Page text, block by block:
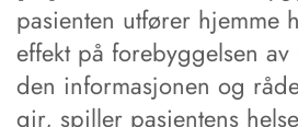
pasienten utfører hjemme
effekt på forebyggelsen
den informasjonen og
gir, spiller pasientens